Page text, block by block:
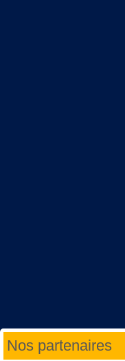
Nos partenaires
Année
précédente
Mois
précédent
Année
suivante
Mois
suivant